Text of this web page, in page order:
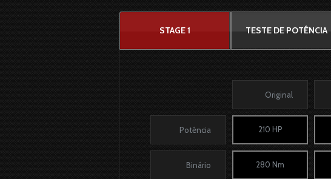
STAGE 1 TESTE DE POTÊNCIA
Original
Potência 210 HP
Binário 280 Nm